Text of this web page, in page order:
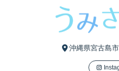
沖縄県宮古島